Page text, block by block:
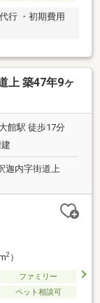
行 ・初期費用
上 築47年9ヶ
館駅 徒歩17分
迦内字街道上
2）
ファミリー
ペット相談可